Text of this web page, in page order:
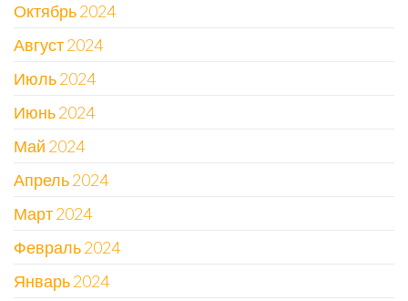
Октябрь 2024
Август 2024
Июль 2024
Июнь 2024
Май 2024
Апрель 2024
Март 2024
Февраль 2024
Январь 2024